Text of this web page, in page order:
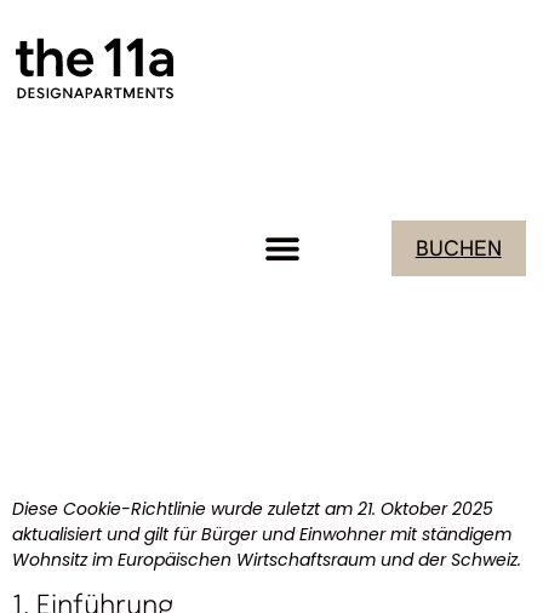
BUCHEN
Diese Cookie-Richtlinie wurde zuletzt am 21. Oktober 2025
aktualisiert und gilt für Bürger und Einwohner mit ständigem
Wohnsitz im Europäischen Wirtschaftsraum und der Schweiz.
1. Einführung